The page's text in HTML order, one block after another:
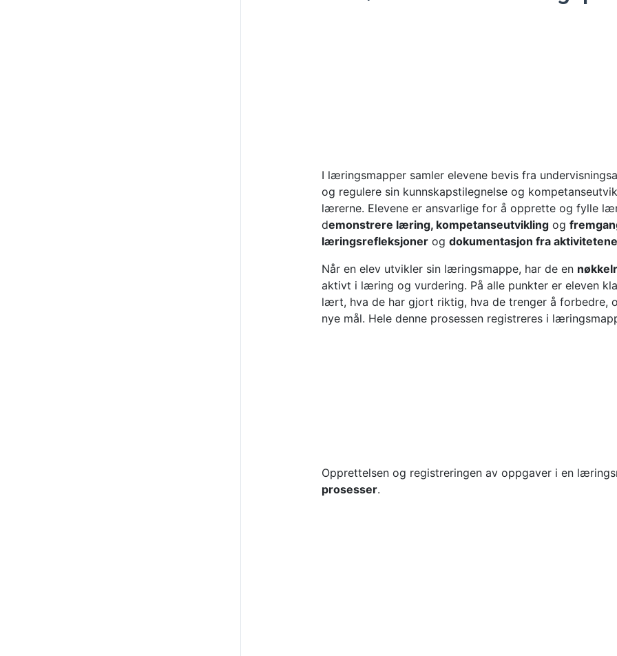
I læringsmapper samler elevene bevis fra
og regulere sin kunnskapstilegnelse og
lærerne. Elevene er ansvarlige for å opprette og fylle
demonstrere læring, kompetanseutvikling og
læringsrefleksjoner og dokumentasjon fra
Når en elev utvikler sin læringsmappe, har de en
aktivt i læring og vurdering. På alle punkter er eleven
lært, hva de har gjort riktig, hva de trenger å forbedre,
nye mål. Hele denne prosessen registreres i
Opprettelsen og registreringen av oppgaver i en
prosesser.